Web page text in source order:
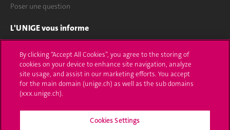
Poser une question
L'UNIGE vous informe
UNIGE Mobile
Médias
Offres d'emploi
Bibliothèque
By clicking “Accept All Cookies”, you agree to the storing of
cookies on your device to enhance site navigation, analyze
site usage, and assist in our marketing efforts. You accept
for the main domain (unige.ch) as well as the sub domains
(xxx.unige.ch).
Cookies Settings